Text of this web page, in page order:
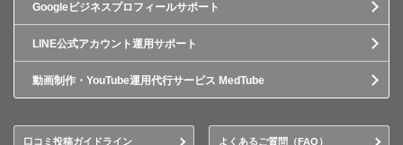
Googleビジネスプロフィールサポート
LINE公式アカウント運用サポート
動画制作・YouTube運用代行サービス MedTube
口コミ投稿ガイドライン よくあるご質問（FAQ）